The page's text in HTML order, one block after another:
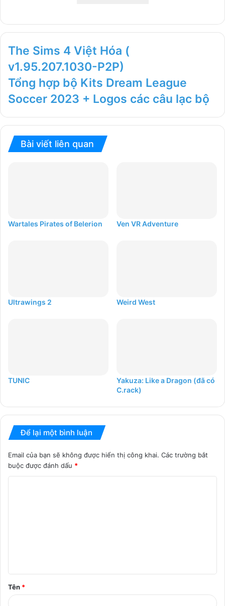
The Sims 4 Việt Hóa (
v1.95.207.1030-P2P)
Tổng hợp bộ Kits Dream League
Soccer 2023 + Logos các câu lạc bộ
Bài viết liên quan
Wartales Pirates of Belerion Ven VR Adventure
Ultrawings 2 Weird West
TUNIC
Yakuza: Like a Dragon (đã có
C.rack)
Để lại một bình luận
Email của bạn sẽ không được hiển thị công khai. Các trường bắt
buộc được đánh dấu *
ậ
n
Tên *